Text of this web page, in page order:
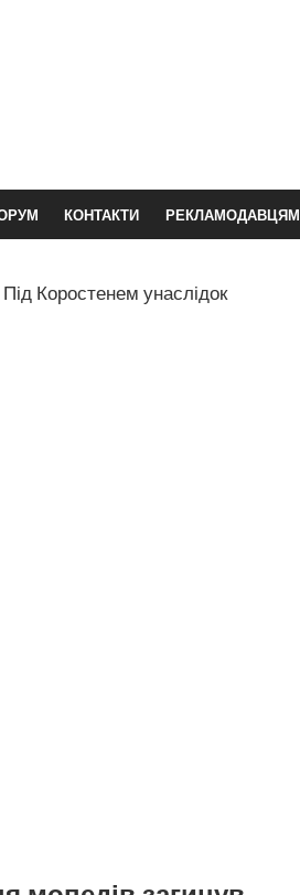
КОНТАКТИ РЕКЛАМОДАВЦЯМ
Під Коростенем унаслідок